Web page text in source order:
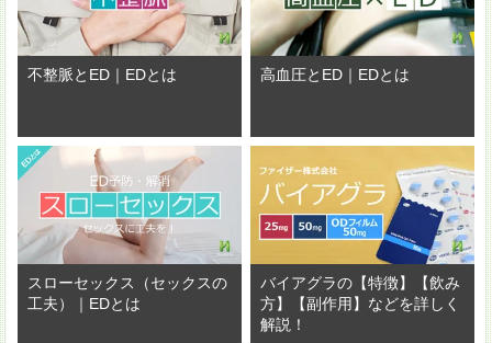
不整脈とED｜EDとは 高血圧とED｜EDとは
スローセックス（セックスの
工夫）｜EDとは
バイアグラの【特徴】【飲み
方】【副作用】などを詳しく
解説！